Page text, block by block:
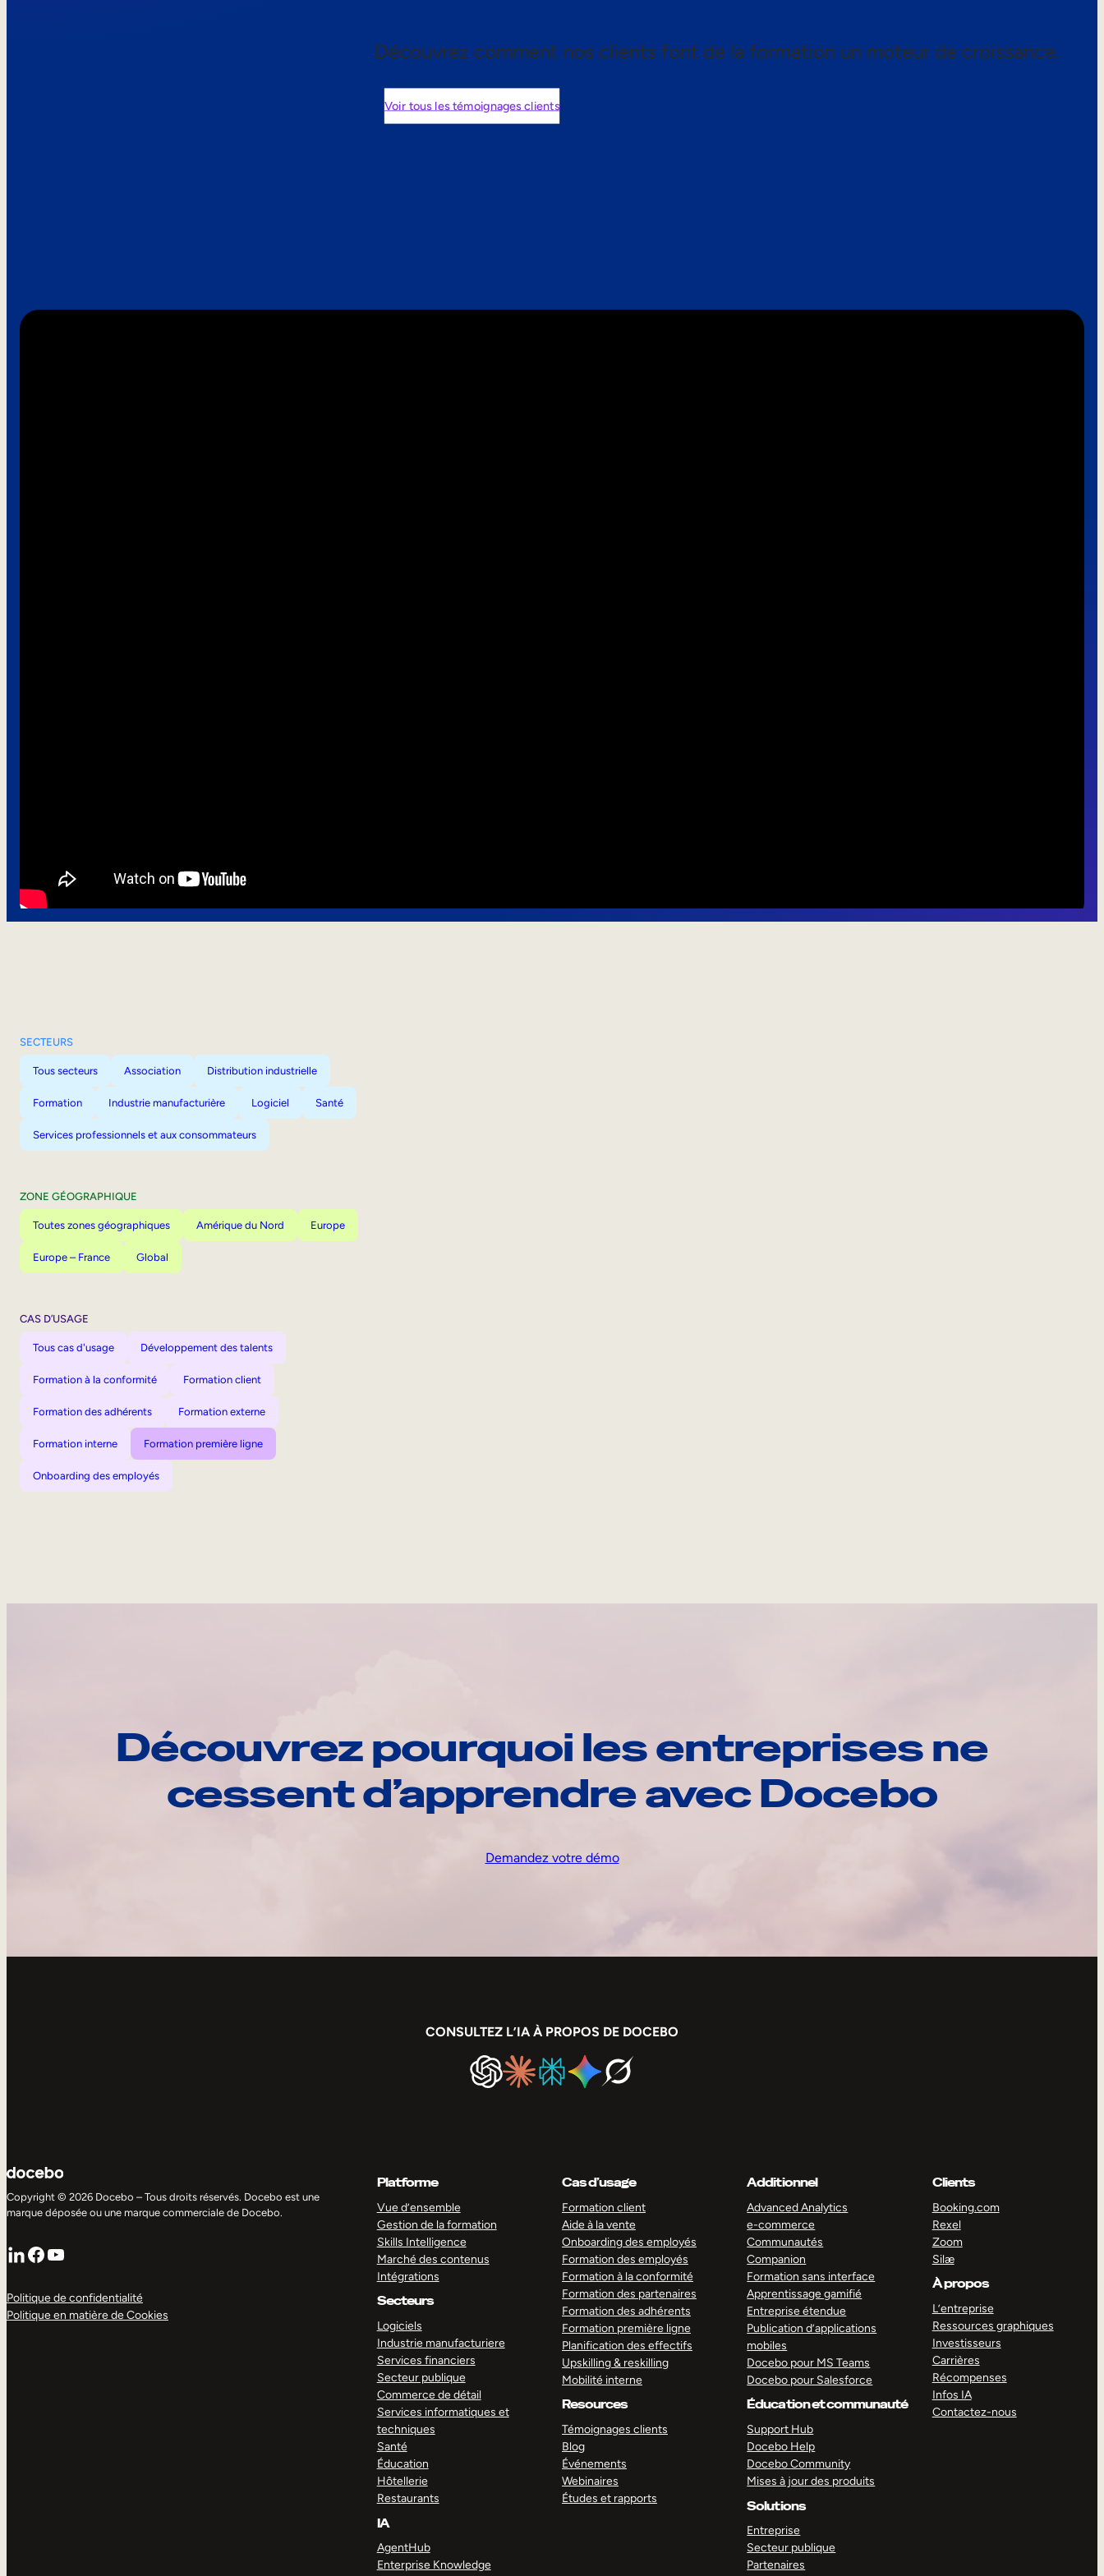
Découvrez comment nos clients font de la formation un moteur de croissance.
Voir tous les témoignages clients
SECTEURS
Tous secteurs Association Distribution industrielle
Formation Industrie manufacturière Logiciel Santé
Services professionnels et aux consommateurs
ZONE GÉOGRAPHIQUE
Toutes zones géographiques Amérique du Nord Europe
Europe – France Global
CAS D’USAGE
Tous cas d'usage Développement des talents
Formation à la conformité Formation client
Formation des adhérents Formation externe
Formation interne Formation première ligne
Onboarding des employés
Découvrez pourquoi les entreprises ne
cessent d’apprendre avec Docebo
Demandez votre démo
CONSULTEZ L’IA À PROPOS DE DOCEBO
Copyright © 2026 Docebo – Tous droits réservés. Docebo est une
marque déposée ou une marque commerciale de Docebo.
LinkedIn
Facebook
YouTube
Politique de confidentialité
Politique en matière de Cookies
Platforme
Vue d’ensemble
Gestion de la formation
Skills Intelligence
Marché des contenus
Intégrations
Secteurs
Logiciels
Industrie manufacturiere
Services financiers
Secteur publique
Commerce de détail
Services informatiques et
techniques
Santé
Éducation
Hôtellerie
Restaurants
IA
AgentHub
Enterprise Knowledge
Cas d’usage
Formation client
Aide à la vente
Onboarding des employés
Formation des employés
Formation à la conformité
Formation des partenaires
Formation des adhérents
Formation première ligne
Planification des effectifs
Upskilling & reskilling
Mobilité interne
Resources
Témoignages clients
Blog
Événements
Webinaires
Études et rapports
Additionnel
Advanced Analytics
e-commerce
Communautés
Companion
Formation sans interface
Apprentissage gamifié
Entreprise étendue
Publication d’applications
mobiles
Docebo pour MS Teams
Docebo pour Salesforce
Éducation et communauté
Support Hub
Docebo Help
Docebo Community
Mises à jour des produits
Solutions
Entreprise
Secteur publique
Partenaires
Clients
Booking.com
Rexel
Zoom
Silæ
À propos
L’entreprise
Ressources graphiques
Investisseurs
Carrières
Récompenses
Infos IA
Contactez-nous